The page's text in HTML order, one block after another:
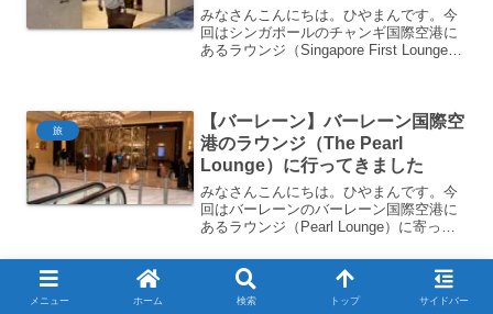
た
みなさんこんにちは。ひやまんです。今
回はシンガポールのチャンギ国際空港に
あるラウンジ（Singapore First Lounge）
旅
【バーレーン】バーレーン国際空
港のラウンジ（The Pearl
Lounge）に行ってきました
みなさんこんにちは。ひやまんです。今
回はバーレーンのバーレーン国際空港に
あるラウンジ（Pearl Lounge）に寄って
く、豪華で素晴らしいラウンジでした
が、シャワールームだけは残念でした。
Kindle U...
旅
【ファーストクラス】バンコク→
メニュー ホーム 検索 トップ サイドバー